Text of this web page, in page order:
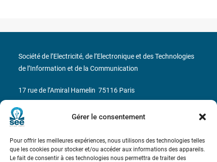
Gérer le consentement
Pour offrir les meilleures expériences, nous utilisons des technologies telles
que les cookies pour stocker et/ou accéder aux informations des appareils.
Le fait de consentir à ces technologies nous permettra de traiter des
Société de l’Electricité, de l’Electronique et des Technologies
de l’Information et de la Communication
17 rue de l’Amiral Hamelin 75116 Paris
Métro : « Boissière » Ligne 6 et « Iéna » Ligne 9
N° de SIREN : 785 393 232, Code APE : 9412Z TVA intra-